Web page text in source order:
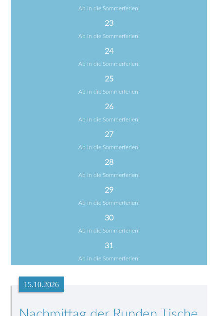
Ab in die Sommerferien!
23
Ab in die Sommerferien!
24
Ab in die Sommerferien!
25
Ab in die Sommerferien!
26
Ab in die Sommerferien!
27
Ab in die Sommerferien!
28
Ab in die Sommerferien!
29
Ab in die Sommerferien!
30
Ab in die Sommerferien!
31
Ab in die Sommerferien!
15.10.2026